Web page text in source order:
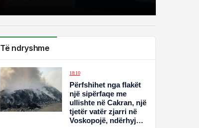
Të ndryshme
18:10
Përfshihet nga flakët
një sipërfaqe me
ullishte në Cakran, një
tjetër vatër zjarri në
Voskopojë, ndërhyjnë